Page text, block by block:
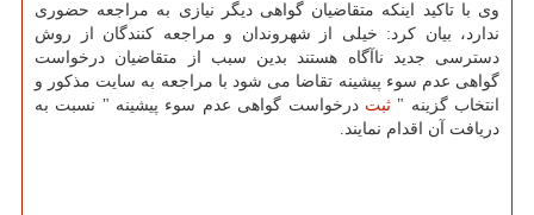
وی با تاکید اینکه متقاضیان گواهی دیگر نیازی به مراجعه حضوری
ندارد، بیان کرد: خیلی از شهروندان و مراجعه کنندگان از روش
دسترسی جدید ناآگاه هستند بدین سبب از متقاضیان درخواست
گواهی عدم سوء پیشینه تقاضا می شود با مراجعه به سایت مذکور و
انتخاب گزینه "ثبت درخواست گواهی عدم سوء پیشینه " نسبت به
دریافت آن اقدام نمایند.